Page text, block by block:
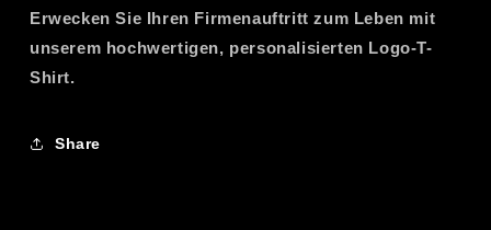
Erwecken Sie Ihren Firmenauftritt zum Leben mit
unserem hochwertigen, personalisierten Logo-T-
Shirt.
Share